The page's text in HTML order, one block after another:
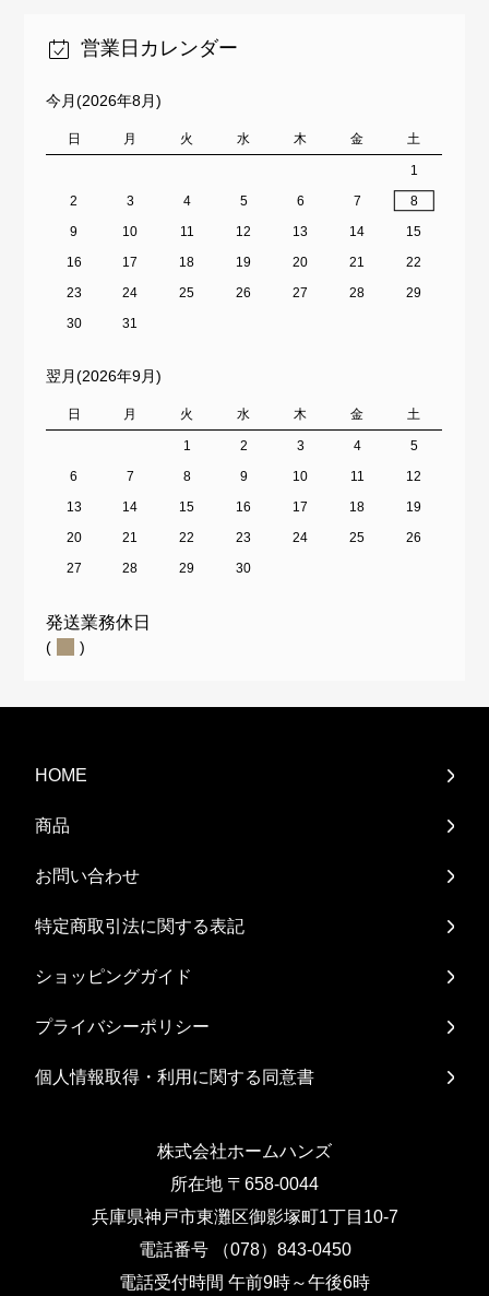
営業日カレンダー
今月(2026年8月)
日 月 火 水 木 金 土
1
2
3 4 5 6 7
8
9
10 11 12 13 14
15
16
17 18 19 20 21
22
23
24 25 26 27 28
29
30
31
翌月(2026年9月)
日 月 火 水 木 金 土
1 2 3 4
5
6
7 8 9 10 11
12
13
14 15 16 17 18
19
20
21 22 23 24 25
26
27
28 29 30
発送業務休日
( )
HOME
商品
お問い合わせ
特定商取引法に関する表記
ショッピングガイド
プライバシーポリシー
個人情報取得・利用に関する同意書
株式会社ホームハンズ
所在地 〒658-0044
兵庫県神戸市東灘区御影塚町1丁目10-7
電話番号 （078）843-0450
電話受付時間 午前9時～午後6時